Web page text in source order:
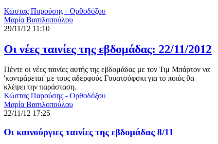
Κώστας Παρούσης - Ορθοδόξου
Μαρία Βασιλοπούλου
29/11/12 11:10
Οι νέες ταινίες της εβδομάδας: 22/11/2012
Πέντε οι νέες ταινίες αυτής της εβδομάδας με τον Τιμ Μπάρτον να
'κοντράρεται' με τους αδερφούς Γουατσόφσκι για το ποιός θα
κλέψει την παράσταση.
Κώστας Παρούσης - Ορθοδόξου
Μαρία Βασιλοπούλου
22/11/12 17:25
Οι καινούργιες ταινίες της εβδομάδας 8/11